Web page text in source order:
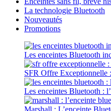
La technologie Bluetooth
Nouveautés
Promotions
Les enceintes Bluetooth
SFR Offre Exceptionnelle
Les enceintes Bluetooth :
Marshall : L’enceinte